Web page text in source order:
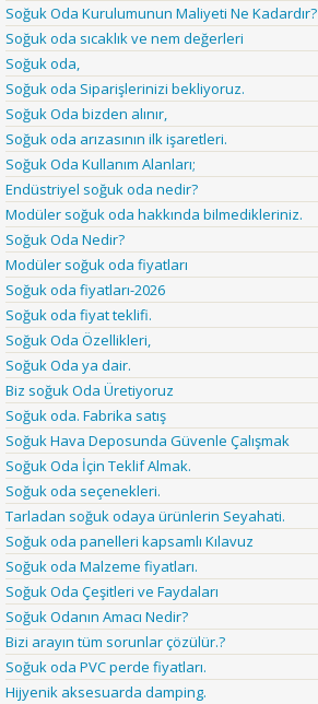
Soğuk Oda Kurulumunun Maliyeti Ne Kadardır?
Soğuk oda sıcaklık ve nem değerleri
Soğuk oda,
Soğuk oda Siparişlerinizi bekliyoruz.
Soğuk Oda bizden alınır,
Soğuk oda arızasının ilk işaretleri.
Soğuk Oda Kullanım Alanları;
Endüstriyel soğuk oda nedir?
Modüler soğuk oda hakkında bilmedikleriniz.
Soğuk Oda Nedir?
Modüler soğuk oda fiyatları
Soğuk oda fiyatları-2026
Soğuk oda fiyat teklifi.
Soğuk Oda Özellikleri,
Soğuk Oda ya dair.
Biz soğuk Oda Üretiyoruz
Soğuk oda. Fabrika satış
Soğuk Hava Deposunda Güvenle Çalışmak
Soğuk Oda İçin Teklif Almak.
Soğuk oda seçenekleri.
Tarladan soğuk odaya ürünlerin Seyahati.
Soğuk oda panelleri kapsamlı Kılavuz
Soğuk oda Malzeme fiyatları.
Soğuk Oda Çeşitleri ve Faydaları
Soğuk Odanın Amacı Nedir?
Bizi arayın tüm sorunlar çözülür.?
Soğuk oda PVC perde fiyatları.
Hijyenik aksesuarda damping.